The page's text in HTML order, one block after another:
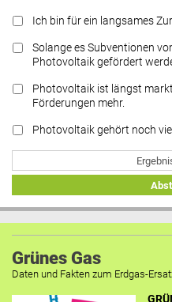
Ich bin für ein langsames
Solange es Subventionen
Photovoltaik gefördert
Photovoltaik ist längst
Förderungen mehr.
Photovoltaik gehört noch
Grünes Gas
Daten und Fakten zum Erdgas-